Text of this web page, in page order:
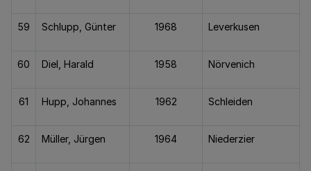
59 Schlupp, Günter 1968 Leverkusen
60 Diel, Harald 1958 Nörvenich
61 Hupp, Johannes 1962 Schleiden
62 Müller, Jürgen 1964 Niederzier